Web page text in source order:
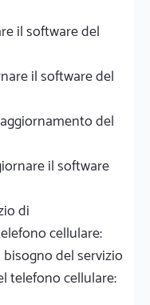
il software del
il software del
del
il software
di
cellulare:
del servizio
telefono cellulare: